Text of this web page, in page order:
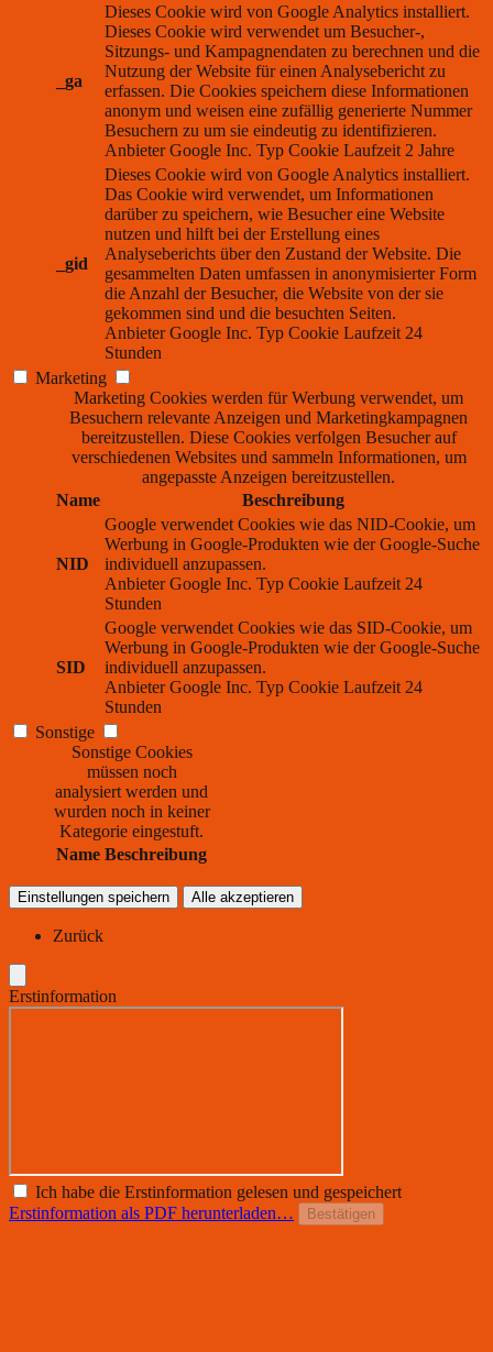
_ga
Dieses Cookie wird von Google Analytics installiert.
Dieses Cookie wird verwendet um Besucher-,
Sitzungs- und Kampagnendaten zu berechnen und die
Nutzung der Website für einen Analysebericht zu
erfassen. Die Cookies speichern diese Informationen
anonym und weisen eine zufällig generierte Nummer
Besuchern zu um sie eindeutig zu identifizieren.
Anbieter Google Inc. Typ Cookie Laufzeit 2 Jahre
_gid
Dieses Cookie wird von Google Analytics installiert.
Das Cookie wird verwendet, um Informationen
darüber zu speichern, wie Besucher eine Website
nutzen und hilft bei der Erstellung eines
Analyseberichts über den Zustand der Website. Die
gesammelten Daten umfassen in anonymisierter Form
die Anzahl der Besucher, die Website von der sie
gekommen sind und die besuchten Seiten.
Anbieter Google Inc. Typ Cookie Laufzeit 24
Stunden
Marketing
Marketing Cookies werden für Werbung verwendet, um
Besuchern relevante Anzeigen und Marketingkampagnen
bereitzustellen. Diese Cookies verfolgen Besucher auf
verschiedenen Websites und sammeln Informationen, um
angepasste Anzeigen bereitzustellen.
Name
Beschreibung
NID
Google verwendet Cookies wie das NID-Cookie, um
Werbung in Google-Produkten wie der Google-Suche
individuell anzupassen.
Anbieter Google Inc. Typ Cookie Laufzeit 24
Stunden
SID
Google verwendet Cookies wie das SID-Cookie, um
Werbung in Google-Produkten wie der Google-Suche
individuell anzupassen.
Anbieter Google Inc. Typ Cookie Laufzeit 24
Stunden
Sonstige
Sonstige Cookies
müssen noch
analysiert werden und
wurden noch in keiner
Kategorie eingestuft.
Name Beschreibung
Einstellungen speichern Alle akzeptieren
Zurück
Erstinformation
Ich habe die Erstinformation gelesen und gespeichert
Erstinformation als PDF herunterladen…
Bestätigen